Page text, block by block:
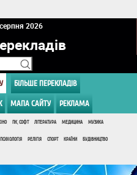
2026
БІЛЬШЕ ПЕРЕКЛАДІВ
МАПА САЙТУ РЕКЛАМА
ПК, СОФТ ЛІТЕРАТУРА МЕДИЦИНА МУЗИКА
ПСИХОЛОГІЯ РЕЛІГІЯ СПОРТ КРАЇНИ БУДІВНИЦТВО